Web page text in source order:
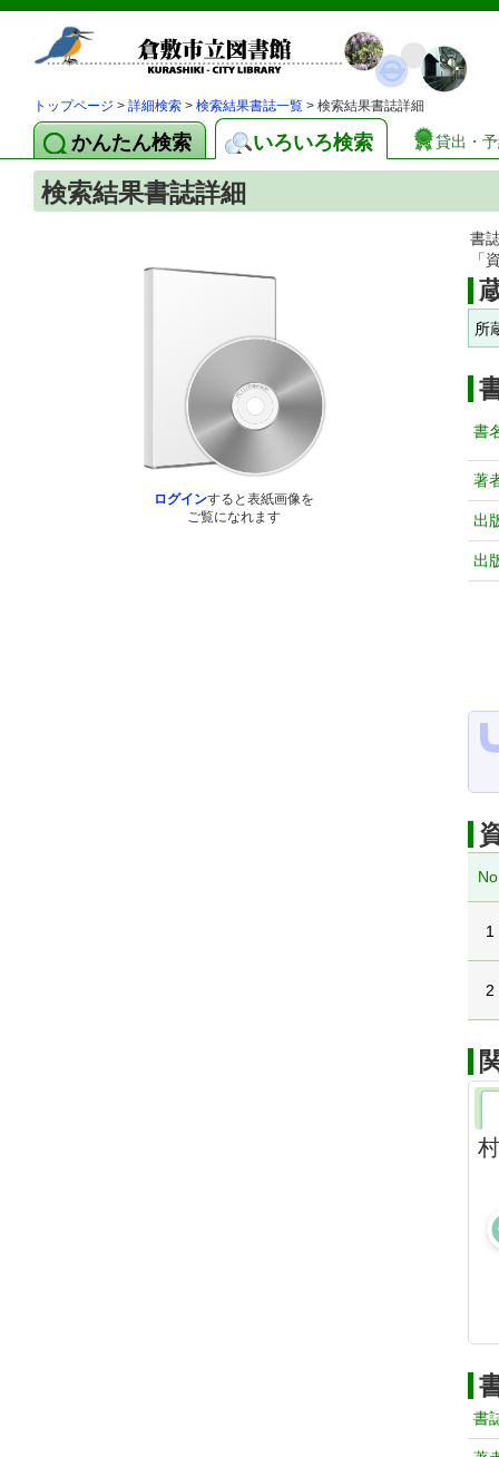
トップページ > 詳細検索 > 検索結果書誌一覧 > 検索結果書誌詳細
かんたん検索 いろいろ検索 貸出・
検索結果書誌詳細
ログインすると表紙画像を
ご覧になれます
書
「
所
書
著
出
出
1
2
書